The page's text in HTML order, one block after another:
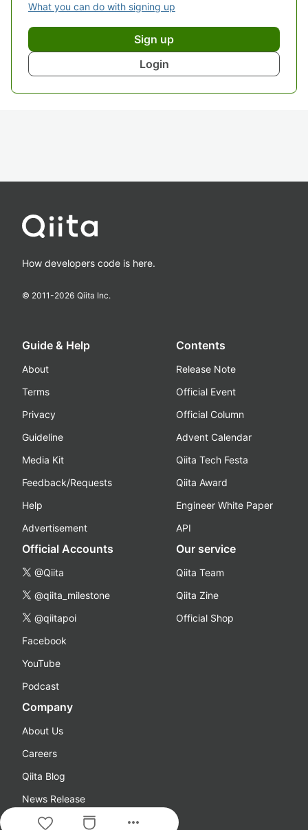
What you can do with signing up
Sign up
Login
more_horiz
How developers code is here.
© 2011-2026 Qiita Inc.
Guide & Help
About
Terms
Privacy
Guideline
Media Kit
Feedback/Requests
Help
Advertisement
Contents
Release Note
Official Event
Official Column
Advent Calendar
Qiita Tech Festa
Qiita Award
Engineer White Paper
API
Official Accounts
@Qiita
@qiita_milestone
@qiitapoi
Facebook
YouTube
Podcast
Our service
Qiita Team
Qiita Zine
Official Shop
Company
About Us
Careers
Qiita Blog
News Release